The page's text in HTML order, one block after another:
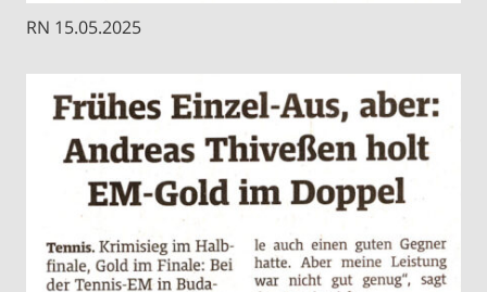
RN 15.05.2025